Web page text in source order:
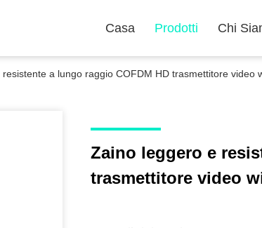
Casa Prodotti Chi
a lungo raggio COFDM HD trasmettitore video
Zaino leggero e
trasmettitore video